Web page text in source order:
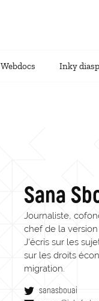
Webdocs Inky
Sana
Journaliste,
chef de la
J'écris sur les
sur les droits
migration.
sanasbouai